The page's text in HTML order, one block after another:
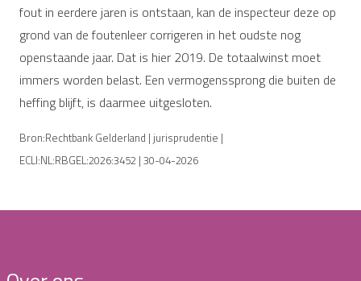
fout in eerdere jaren is ontstaan, kan de inspecteur deze op
grond van de foutenleer corrigeren in het oudste nog
openstaande jaar. Dat is hier 2019. De totaalwinst moet
immers worden belast. Een vermogenssprong die buiten de
heffing blijft, is daarmee uitgesloten.
Bron:Rechtbank Gelderland | jurisprudentie |
ECLI:NL:RBGEL:2026:3452 | 30-04-2026